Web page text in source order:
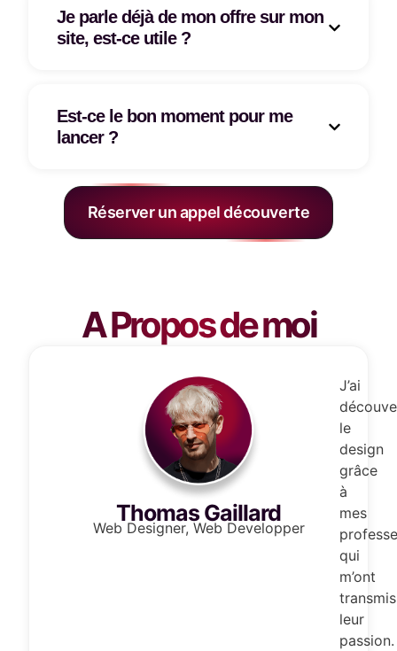
Je parle déjà de mon offre sur mon
site, est-ce utile ?
Est-ce le bon moment pour me
lancer ?
Réserver un appel découverte
A Propos de moi
J’ai
le
design
grâce
à
mes
qui
m’ont
transmis
leur
passion.
Thomas Gaillard
Web Designer, Web Developper